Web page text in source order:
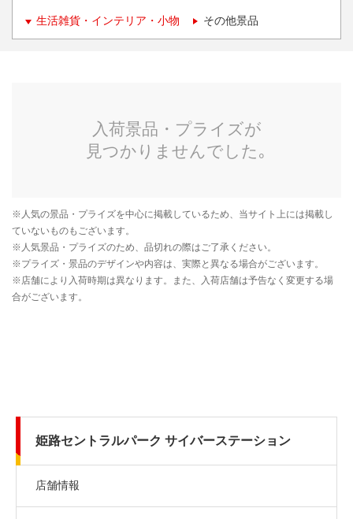
生活雑貨・インテリア・小物 その他景品
姫路セントラルパーク サイバーステーション
店舗情報